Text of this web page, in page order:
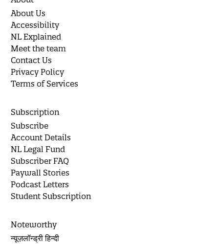
About Us
Accessibility
NL Explained
Meet the team
Contact Us
Privacy Policy
Terms of Services
Subscription
Subscribe
Account Details
NL Legal Fund
Subscriber FAQ
Paywall Stories
Podcast Letters
Student Subscription
Noteworthy
न्यूज़लॉन्ड्री हिन्दी